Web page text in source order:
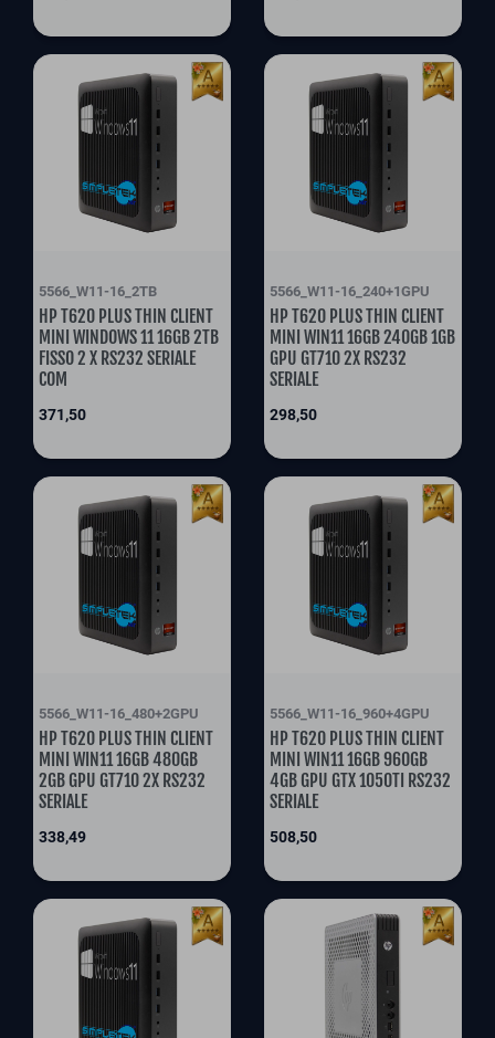
5566_W11-16_2TB
HP T620 PLUS THIN CLIENT
MINI WINDOWS 11 16GB 2TB
FISSO 2 X RS232 SERIALE
COM
Prix
371,50
5566_W11-16_240+1GPU
HP T620 PLUS THIN CLIENT
MINI WIN11 16GB 240GB 1GB
GPU GT710 2X RS232
SERIALE
Prix
298,50
5566_W11-16_480+2GPU
HP T620 PLUS THIN CLIENT
MINI WIN11 16GB 480GB
2GB GPU GT710 2X RS232
SERIALE
Prix
338,49
5566_W11-16_960+4GPU
HP T620 PLUS THIN CLIENT
MINI WIN11 16GB 960GB
4GB GPU GTX 1050TI RS232
SERIALE
Prix
508,50